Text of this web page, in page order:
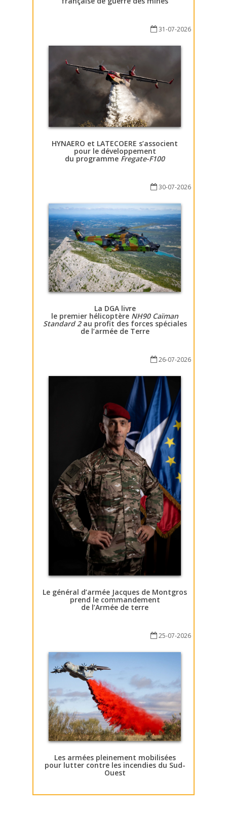
31-07-2026
HYNAERO et LATECOERE s’associent
pour le développement
du programme Fregate-F100
30-07-2026
La DGA livre
le premier hélicoptère NH90 Caïman
Standard 2au profit des forces spéciales
de l’armée de Terre
26-07-2026
Le général d’armée Jacques de Montgros
prend le commandement
de l’Armée de terre
25-07-2026
Les armées pleinement mobilisées
pour lutter contre les incendies du Sud-
Ouest